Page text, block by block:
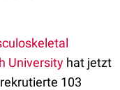
University hat jetzt
103